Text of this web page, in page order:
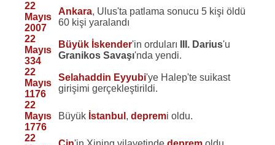
22
Mayıs
2007
Ankara, Ulus'ta patlama sonucu 5 kişi öldü
60 kişi yaralandı
22
Mayıs
334
Büyük İskender'in orduları III. Darius'u
Granikos Savaşı'nda yendi.
22
Mayıs
1176
Selahaddin Eyyubi'ye Halep'te suikast
girişimi gerçekleştirildi.
22
Mayıs
1776
Büyük İstanbul ,depremi oldu.
22